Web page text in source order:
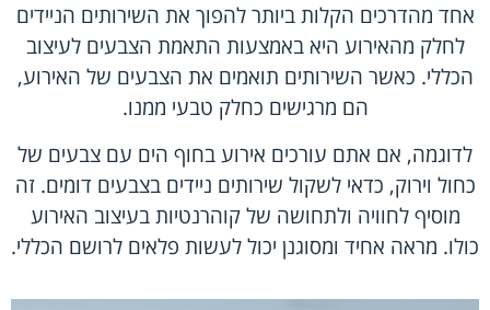
אחד מהדרכים הקלות ביותר להפוך את השירותים הניידים
לחלק מהאירוע היא באמצעות התאמת הצבעים לעיצוב
הכללי. כאשר השירותים תואמים את הצבעים של האירוע,
הם מרגישים כחלק טבעי ממנו.
לדוגמה, אם אתם עורכים אירוע בחוף הים עם צבעים של
כחול וירוק, כדאי לשקול שירותים ניידים בצבעים דומים. זה
מוסיף לחוויה ולתחושה של קוהרנטיות בעיצוב האירוע
כולו. מראה אחיד ומסוגנן יכול לעשות פלאים לרושם הכללי.